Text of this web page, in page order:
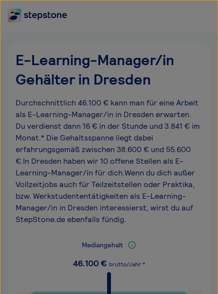
E-Learning-Manager/in
Gehälter in Dresden
Durchschnittlich 46.100 € kann man für eine Arbeit
als E-Learning-Manager/in in Dresden erwarten.
Du verdienst dann 16 € in der Stunde und 3.841 € im
Monat.* Die Gehaltsspanne liegt dabei
erfahrungsgemäß zwischen 38.600 € und 55.600
€.In Dresden haben wir 10 offene Stellen als E-
Learning-Manager/in für dich.Wenn du dich außer
Vollzeitjobs auch für Teilzeitstellen oder Praktika,
bzw. Werkstudententätigkeiten als E-Learning-
Manager/in in Dresden interessierst, wirst du auf
StepStone.de ebenfalls fündig.
Mediangehalt
46.100€ brutto/Jahr *